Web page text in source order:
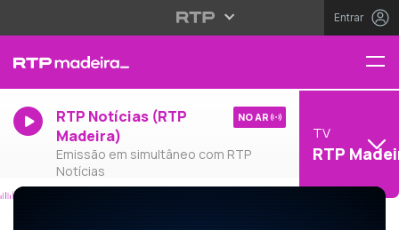
Entrar
RTP Notícias (RTP
Madeira)
Emissão em simultâneo com RTP
Notícias
NO AR
TV
RTP